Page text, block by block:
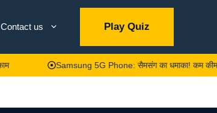
Contact us Play Quiz
Samsung 5G Phone: सैमसंग का धमाका! कम कीमत में लाया